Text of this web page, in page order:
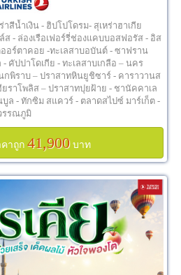
สีน้ำเงิน - ฮิปโปโดรม- สุเหร่าฮาเกีย
- ล่องเรือเฟอร์รี่ช่องแคบบอสฟอรัส - อิส
อร์ตาคอย -ทะเลสาบอบันต์ - ซาฟราน
คัปปาโดเกีย - ทะเลสาบเกลือ – นคร
นกพิราบ – ปราสาทหินยูชิซาร์ - คาราวานส
ยราโพลิส – ปราสาทปุยฝ้าย - ชานัคคาเล
ล - ทักซิม สแควร์ - ตลาดสไปซ์ มาร์เก็ต -
รรณภูมิ
าถูก 41,900บาท